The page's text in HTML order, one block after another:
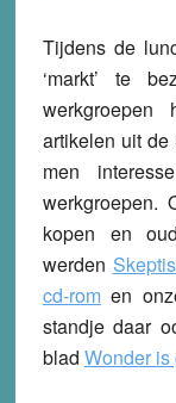
Tijdens de
‘markt’ te
werkgroepen
artikelen uit de
men
werkgroepen.
kopen en
werden
cd-romen
standje daar
blad Wonder